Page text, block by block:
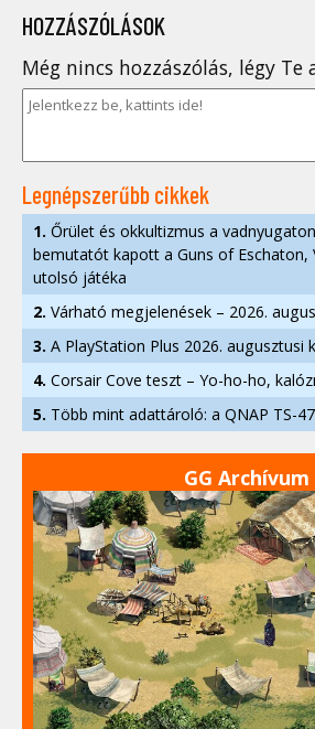
HOZZÁSZÓLÁSOK
Még nincs hozzászólás, légy Te
Legnépszerűbb cikkek
1. Őrület és okkultizmus a
bemutatót kapott a Guns of Eschaton,
utolsó játéka
2. Várható megjelenések – 2026.
3. A PlayStation Plus 2026. augusztusi
4. Corsair Cove teszt – Yo-ho-ho,
5. Több mint adattároló: a QNAP TS-
GG Archívum